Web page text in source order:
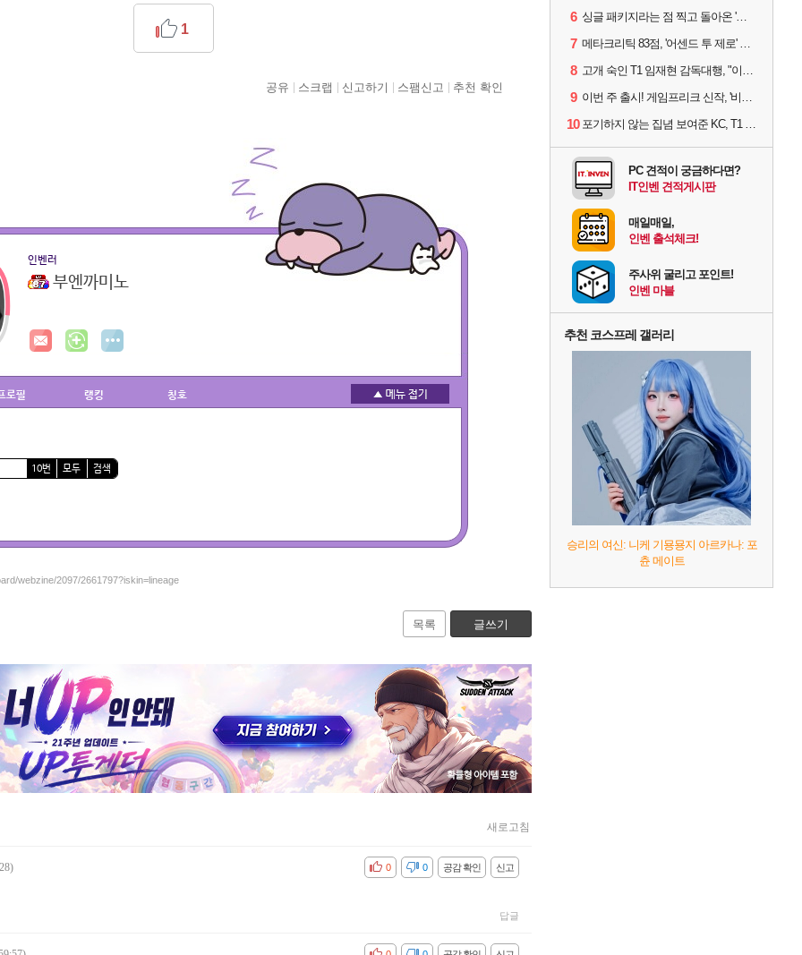
1
공유 스크랩 신고하기 스팸신고 추천 확인
인벤러
부엔까미노
로필 랭킹 칭호
10번 모두 검색
webzine/2097/2661797?iskin=lineage
목록 글쓰기
새로고침
신고
공감 확인
비공감 0
0
답글
6 싱글 패키지라는 점 찍고 돌아온 '드래곤소드: 어웨이크닝'
7 메타크리틱 83점, '어센드 투 제로' 정식 출시!
8 고개 숙인 T1 임재현 감독대행, "이른 탈락에 죄송한 마음 뿐"
9 이번 주 출시! 게임프리크 신작, '비스트 오브 리인카네이션'
10 포기하지 않는 집념 보여준 KC, T1 잡았다
PC 견적이 궁금하다면?
IT인벤 견적게시판
매일매일,
인벤 출석체크!
주사위 굴리고 포인트!
인벤 마블
추천 코스프레 갤러리
승리의 여신: 니케 기묭묭지 아르카나: 포
츈 메이트